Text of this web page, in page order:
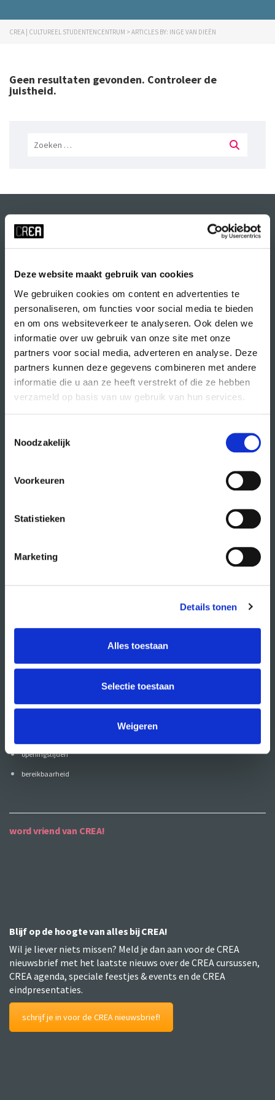
Deze website maakt gebruik van cookies
We gebruiken cookies om content en advertenties te
personaliseren, om functies voor social media te bieden
en om ons websiteverkeer te analyseren. Ook delen we
informatie over uw gebruik van onze site met onze
partners voor social media, adverteren en analyse. Deze
partners kunnen deze gegevens combineren met andere
informatie die u aan ze heeft verstrekt of die ze hebben
verzameld op basis van uw gebruik van hun services.
Noodzakelijk
Voorkeuren
Statistieken
Marketing
Details tonen
Alles toestaan
Selectie toestaan
Weigeren
CREA | CULTUREEL STUDENTENCENTRUM > ARTICLES BY: INGE VAN DIEËN
Geen resultaten gevonden. Controleer de
juistheid.
Zoeken
Volg CREA ookop:
agenda
vacatures
ANBI
openingstijden
bereikbaarheid
word vriend van CREA!
Blijf op de hoogte van alles bij CREA!
Wil je liever niets missen? Meld je dan aan voor de CREA
nieuwsbrief met het laatste nieuws over de CREA cursussen,
CREA agenda, speciale feestjes & events en de CREA
eindpresentaties.
schrijf je in voor de CREA nieuwsbrief!